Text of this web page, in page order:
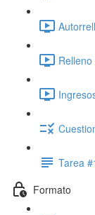
Tarea
Formato